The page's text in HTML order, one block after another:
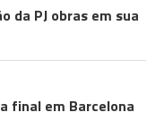
da PJ obras em sua
final em Barcelona